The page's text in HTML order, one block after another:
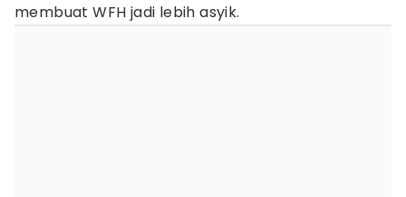
membuat WFH jadi lebih asyik.